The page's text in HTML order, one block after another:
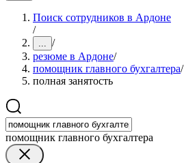
Поиск сотрудников в Ардоне
/
... /
резюме в Ардоне/
помощник главного бухгалтера/
полная занятость
помощник главного бухгалтера